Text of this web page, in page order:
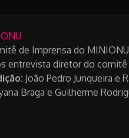
de Imprensa do MINIONU
entrevista diretor do comitê
João Pedro Junqueira e
Braga e Guilherme